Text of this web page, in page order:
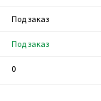
Под заказ
Под заказ
0